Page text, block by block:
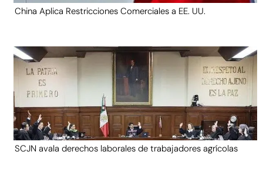
China Aplica Restricciones Comerciales a EE. UU.
SCJN avala derechos laborales de trabajadores agrícolas